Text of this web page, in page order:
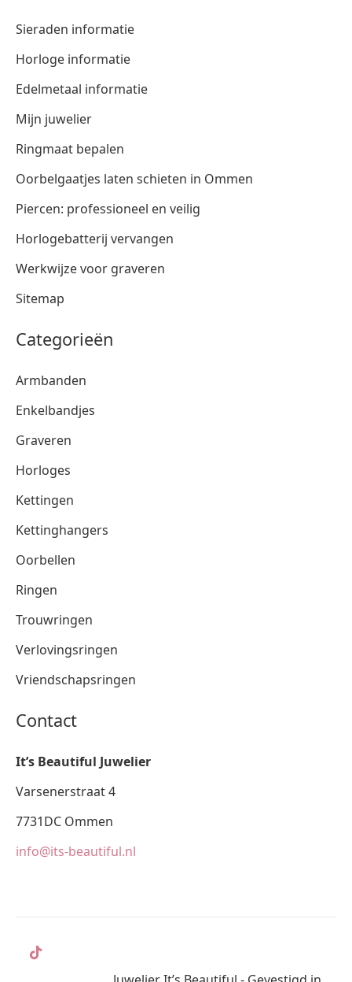
Sieraden informatie
Horloge informatie
Edelmetaal informatie
Mijn juwelier
Ringmaat bepalen
Oorbelgaatjes laten schieten in Ommen
Piercen: professioneel en veilig
Horlogebatterij vervangen
Werkwijze voor graveren
Sitemap
Categorieën
Armbanden
Enkelbandjes
Graveren
Horloges
Kettingen
Kettinghangers
Oorbellen
Ringen
Trouwringen
Verlovingsringen
Vriendschapsringen
Contact
It’s Beautiful Juwelier
Varsenerstraat 4
7731DC Ommen
info@its-beautiful.nl